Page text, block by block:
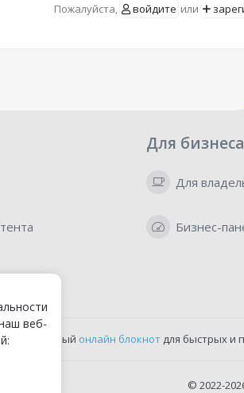
Пожалуйста, войдите или
Для бизнеса
Для
Бизнес-
Удобный онлайн блокнотдля быстрых и
© 2022-
веб-